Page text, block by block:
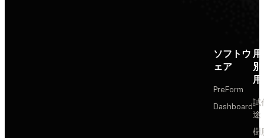
ソフトウ
ェア
PreForm
Dashboard試
途
樹